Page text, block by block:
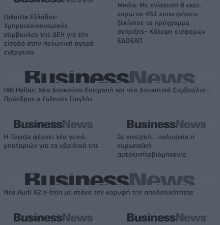
Deloitte Ελλάδος:
Χρηματοοικονομικός
σύμβουλος της ΔΕΗ για την
είσοδο στην πολωνική αγορά
ενέργειας
Media: Με ενίσχυση 8 εκατ.
ευρώ σε 451 επιχειρήσεις
ξεκίνησε το πρόγραμμα
στήριξης- Κάλυψη εισφορών
ΕΔΟΕΑΠ
IAB Hellas: Νέα Διοικούσα Επιτροπή και νέο Διοικητικό Συμβούλιο -
Πρόεδρος ο Γαληνός Γιαγλής
Η Toyota φέρνει νέα γενιά
μπαταριών για τα υβριδικά της
Σε κινεζική… πολιορκία η
ευρωπαϊκή
αυτοκινητοβιομηχανία
Νέο Audi A2 e-tron με στόχο την κορυφή της αποδοτικότητας